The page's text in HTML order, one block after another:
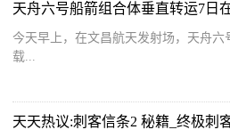
天舟六号船箭组合体垂直转运7日
今天早上，在文昌航天发射场，天舟
载...
天天热议:刺客信条2 秘籍_终极刺